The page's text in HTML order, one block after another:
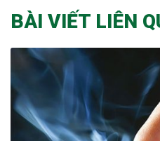
BÀI VIẾT LIÊN